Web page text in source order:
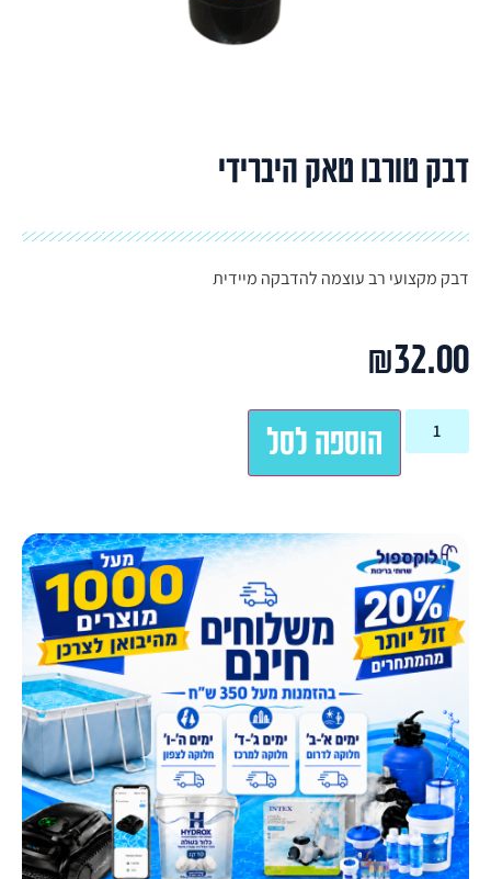
דבק טורבו טאק היברידי
דבק מקצועי רב עוצמה להדבקה מיידית
₪32.00
הוספה לסל